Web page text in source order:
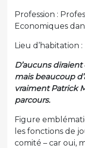
Profession :
Economiques
Lieu d’habitation :
D’aucuns
mais beaucoup
vraiment Patrick
parcours.
Figure
les fonctions de
comité – car oui,